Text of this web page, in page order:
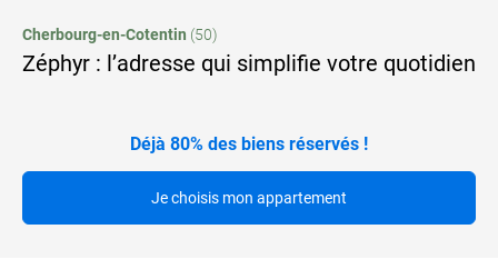
Cherbourg-en-Cotentin (50)
Zéphyr : l’adresse qui simplifie votre quotidien
Déjà 80% des biens réservés !
Je choisis mon appartement